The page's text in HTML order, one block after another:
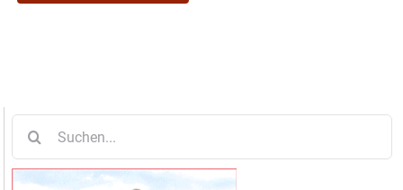
nach: